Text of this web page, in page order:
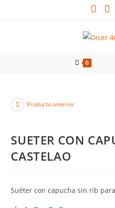
0
Producto anterior
SUETER CON
CASTELAO
Suéter con capucha sin rib